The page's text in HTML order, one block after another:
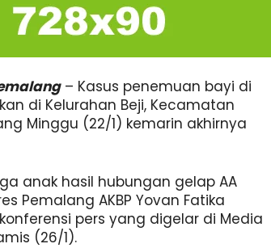
– Kasus penemuan bayi di
di Kelurahan Beji, Kecamatan
Minggu (22/1) kemarin akhirnya
anak hasil hubungan gelap AA
Pemalang AKBP Yovan Fatika
pers yang digelar di Media
(26/1).